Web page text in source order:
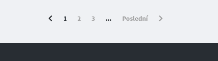
1 2 3 ... Poslední